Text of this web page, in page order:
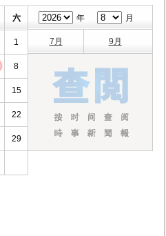
六
1
8
15
22
29
年 月
7月 9月